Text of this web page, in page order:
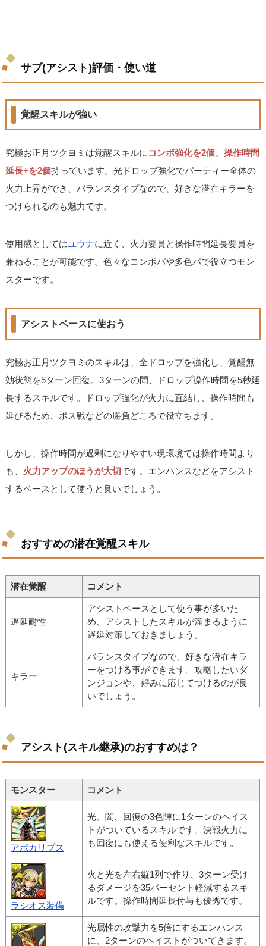
サブ(アシスト)評価・使い道
覚醒スキルが強い
究極お正月ツクヨミは覚醒スキルに コンボ強化を2個、操作時間
延長+を2個持っています。光ドロップ強化でパーティー全体の
火力上昇ができ、バランスタイプなので、好きな潜在キラーを
つけられるのも魅力です。
使用感としてはユウナに近く、火力要員と操作時間延長要員を
兼ねることが可能です。色々なコンボパや多色パで役立つモン
スターです。
アシストベースに使おう
究極お正月ツクヨミのスキルは、全ドロップを強化し、覚醒無
効状態を5ターン回復。3ターンの間、ドロップ操作時間を5秒延
長するスキルです。ドロップ強化が火力に直結し、操作時間も
延びるため、ボス戦などの勝負どころで役立ちます。
しかし、操作時間が過剰になりやすい現環境では操作時間より
も、 火力アップのほうが大切です。エンハンスなどをアシスト
するベースとして使うと良いでしょう。
おすすめの潜在覚醒スキル
潜在覚醒 コメント
遅延耐性
アシストベースとして使う事が多いた
め、アシストしたスキルが溜まるように
遅延対策しておきましょう。
キラー
バランスタイプなので、好きな潜在キラ
ーをつける事ができます。攻略したいダ
ンジョンや、好みに応じてつけるのが良
いでしょう。
アシスト(スキル継承)のおすすめは？
モンスター コメント
アポカリプス
光、闇、回復の3色陣に1ターンのヘイス
トがついているスキルです。決戦火力に
も回復にも使える便利なスキルです。
ラシオス装備
火と光を左右縦1列で作り、3ターン受け
るダメージを35パーセント軽減するスキ
ルです。操作時間延長付与も優秀です。
光属性の攻撃力を5倍にするエンハンス
に、2ターンのヘイストがついてきます。